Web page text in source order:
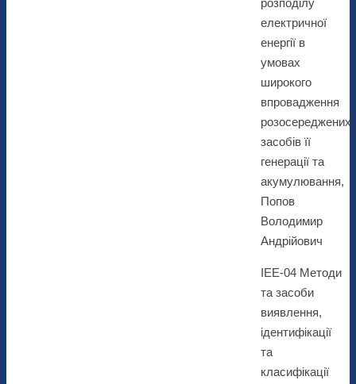
розподілу
електричної
енергії в
умовах
широкого
впровадження
розосереджених
засобів її
генерації та
акумулювання,
Попов
Володимир
Андрійович
ІЕЕ-04 Методи
та засоби
виявлення,
ідентифікації
та
класифікації